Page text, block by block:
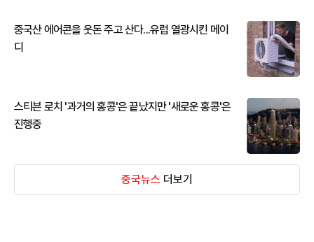
중국산 에어콘을 웃돈 주고 산다...유럽 열광시킨 메이
디
스티븐 로치 '과거의 홍콩'은 끝났지만 '새로운 홍콩'은
진행중
중국뉴스 더보기